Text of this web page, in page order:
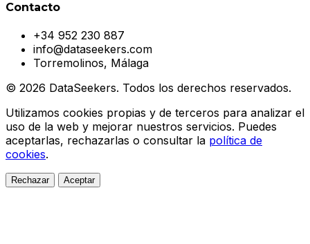
Contacto
+34 952 230 887
info@dataseekers.com
Torremolinos, Málaga
© 2026 DataSeekers. Todos los derechos reservados.
Utilizamos cookies propias y de terceros para analizar el
uso de la web y mejorar nuestros servicios. Puedes
aceptarlas, rechazarlas o consultar la política de
cookies.
Rechazar Aceptar